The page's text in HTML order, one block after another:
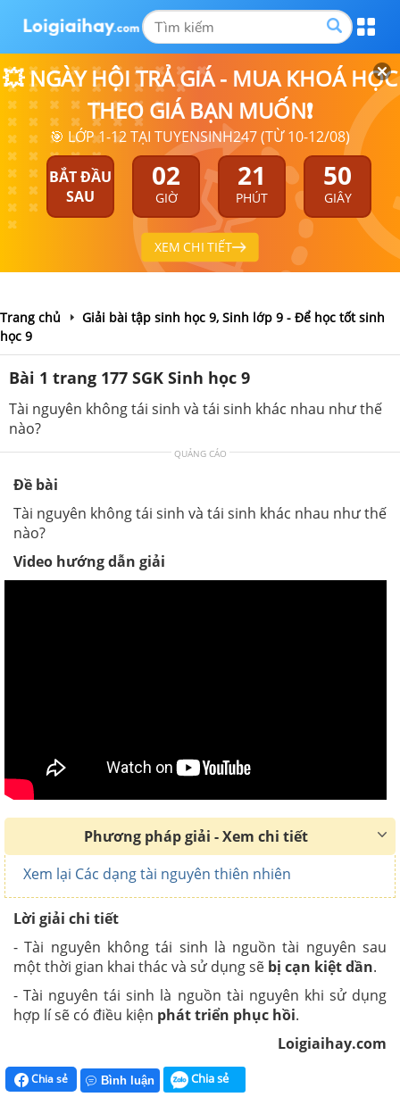
💥 NGÀY HỘI TRẢ GIÁ - MUA KHOÁ HỌC
THEO GIÁ BẠN MUỐN❗
🎯 LỚP 1-12 TẠI TUYENSINH247 (TỪ 10-12/08)
BẮT ĐẦU
SAU
02
GIỜ
21
PHÚT
50
GIÂY
XEM CHI TIẾT
Trang chủ
Giải bài tập sinh học 9, Sinh lớp 9 - Để học tốt sinh
học 9
Bài 1 trang 177 SGK Sinh học 9
Tài nguyên không tái sinh và tái sinh khác nhau như thế
nào?
QUẢNG CÁO
Đề bài
Tài nguyên không tái sinh và tái sinh khác nhau như thế
nào?
Video hướng dẫn giải
Phương pháp giải - Xem chi tiết
Xem lại Các dạng tài nguyên thiên nhiên
Lời giải chi tiết
- Tài nguyên không tái sinh là nguồn tài nguyên sau
một thời gian khai thác và sử dụng sẽ bị cạn kiệt dần.
- Tài nguyên tái sinh là nguồn tài nguyên khi sử dụng
hợp lí sẽ có điều kiện phát triển phục hồi.
Loigiaihay.com
Chia sẻ Bình luận Chia sẻ